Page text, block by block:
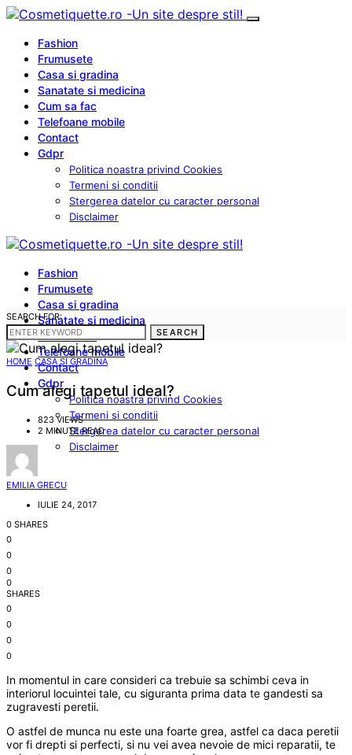
Fashion
Frumusete
Casa si gradina
Sanatate si medicina
Cum sa fac
Telefoane mobile
Contact
Gdpr
Politica noastra privind Cookies
Termeni si conditii
Stergerea datelor cu caracter personal
Disclaimer
Fashion
Frumusete
Casa si gradina
Sanatate si medicina
Cum sa fac
Telefoane mobile
Contact
Gdpr
Politica noastra privind Cookies
Termeni si conditii
Stergerea datelor cu caracter personal
Disclaimer
SEARCH FOR:
SEARCH
HOME CASA SI GRADINA
Cum alegi tapetul ideal?
823 VIEWS
2 MINUTE READ
EMILIA GRECU
IULIE 24, 2017
0 SHARES
0
0
0
0
SHARES
0
0
0
0
In momentul in care consideri ca trebuie sa schimbi ceva in
interiorul locuintei tale, cu siguranta prima data te gandesti sa
zugravesti peretii.
O astfel de munca nu este una foarte grea, astfel ca daca peretii
vor fi drepti si perfecti, si nu vei avea nevoie de mici reparatii, te